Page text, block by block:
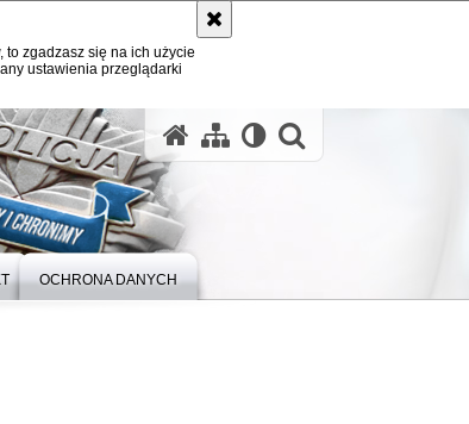
to zgadzasz się na ich użycie
ustawienia przeglądarki
OCHRONA DANYCH